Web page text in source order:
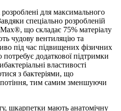
для максимального
спеціально розробленій
що складає 75% матеріалу
чудову вентиляцію та
під час підвищених фізичних
додаткової підтримки
властивості
з бактеріями, що
потіння, тим самим зменшуючи
шкарпетки мають анатомічну